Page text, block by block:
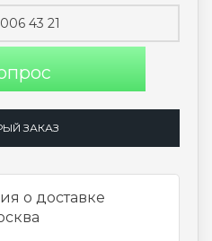
43 21
ЗАКАЗ
о доставке